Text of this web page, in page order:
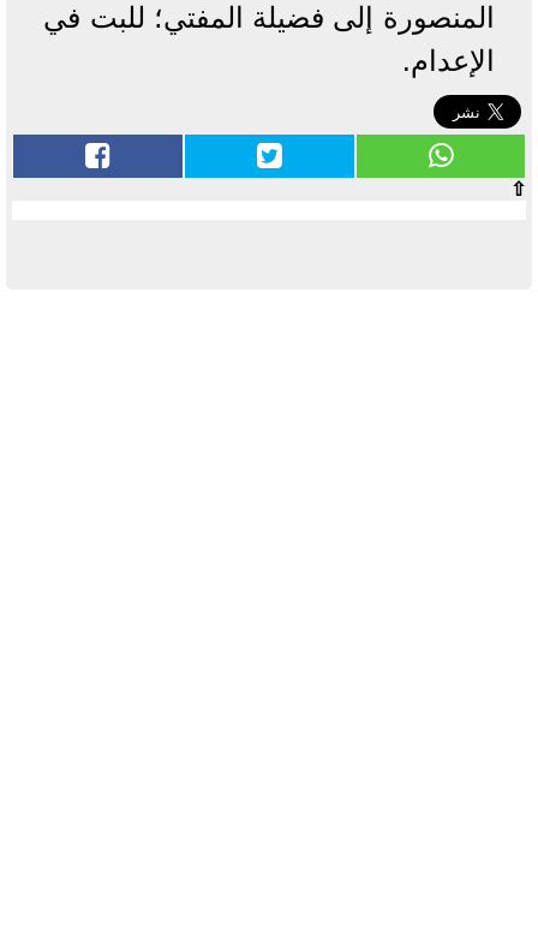
المنصورة إلى فضيلة المفتي؛ للبت في
الإعدام.
⇧